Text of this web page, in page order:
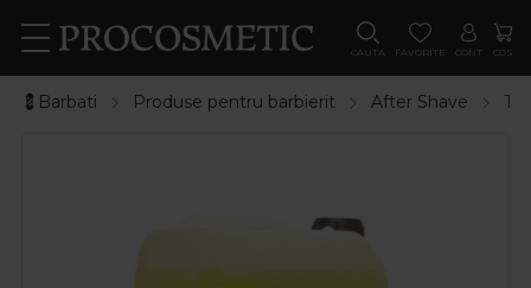
CAUTA FAVORITE CONT COS
💈Barbati Produse pentru barbierit After Shave